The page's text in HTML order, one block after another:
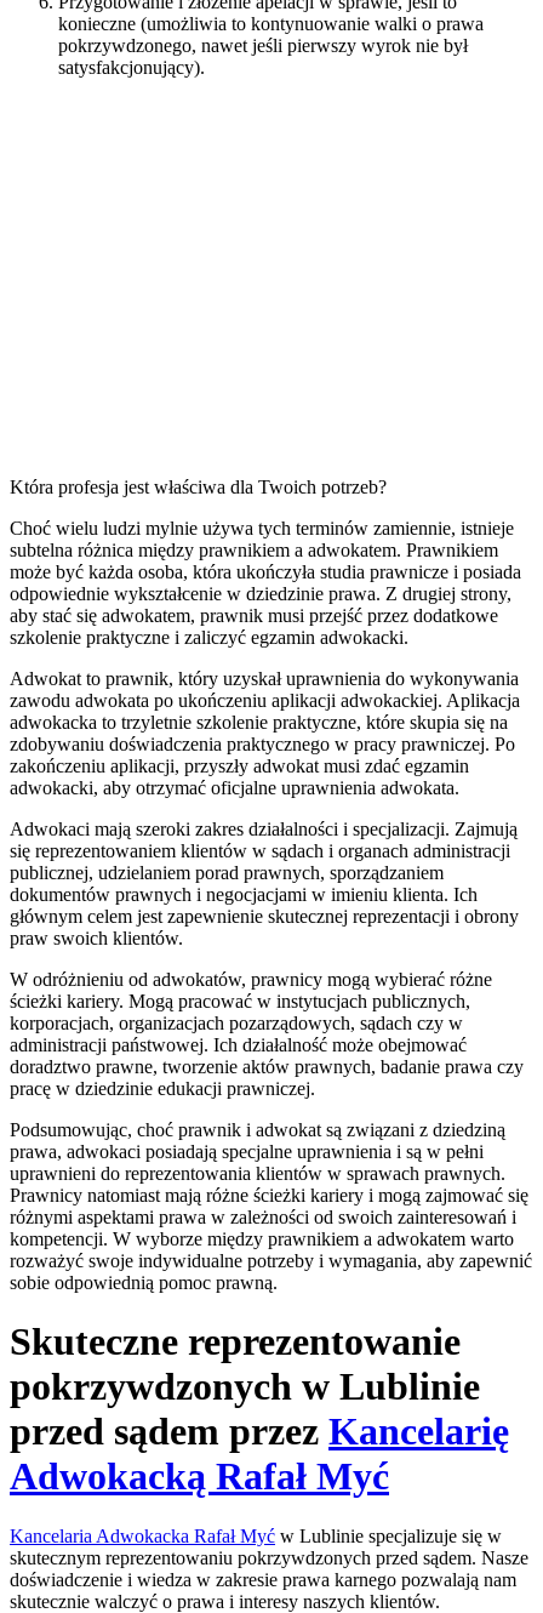
konieczne (umożliwia to kontynuowanie walki o prawa
pokrzywdzonego, nawet jeśli pierwszy wyrok nie był
satysfakcjonujący).
Która profesja jest właściwa dla Twoich potrzeb?
Choć wielu ludzi mylnie używa tych terminów zamiennie, istnieje
subtelna różnica między prawnikiem a adwokatem. Prawnikiem
może być każda osoba, która ukończyła studia prawnicze i posiada
odpowiednie wykształcenie w dziedzinie prawa. Z drugiej strony,
aby stać się adwokatem, prawnik musi przejść przez dodatkowe
szkolenie praktyczne i zaliczyć egzamin adwokacki.
Adwokat to prawnik, który uzyskał uprawnienia do wykonywania
zawodu adwokata po ukończeniu aplikacji adwokackiej. Aplikacja
adwokacka to trzyletnie szkolenie praktyczne, które skupia się na
zdobywaniu doświadczenia praktycznego w pracy prawniczej. Po
zakończeniu aplikacji, przyszły adwokat musi zdać egzamin
adwokacki, aby otrzymać oficjalne uprawnienia adwokata.
Adwokaci mają szeroki zakres działalności i specjalizacji. Zajmują
się reprezentowaniem klientów w sądach i organach administracji
publicznej, udzielaniem porad prawnych, sporządzaniem
dokumentów prawnych i negocjacjami w imieniu klienta. Ich
głównym celem jest zapewnienie skutecznej reprezentacji i obrony
praw swoich klientów.
W odróżnieniu od adwokatów, prawnicy mogą wybierać różne
ścieżki kariery. Mogą pracować w instytucjach publicznych,
korporacjach, organizacjach pozarządowych, sądach czy w
administracji państwowej. Ich działalność może obejmować
doradztwo prawne, tworzenie aktów prawnych, badanie prawa czy
pracę w dziedzinie edukacji prawniczej.
Podsumowując, choć prawnik i adwokat są związani z dziedziną
prawa, adwokaci posiadają specjalne uprawnienia i są w pełni
uprawnieni do reprezentowania klientów w sprawach prawnych.
Prawnicy natomiast mają różne ścieżki kariery i mogą zajmować się
różnymi aspektami prawa w zależności od swoich zainteresowań i
kompetencji. W wyborze między prawnikiem a adwokatem warto
rozważyć swoje indywidualne potrzeby i wymagania, aby zapewnić
sobie odpowiednią pomoc prawną.
Skuteczne reprezentowanie
pokrzywdzonych w Lublinie
przed sądem przez Kancelarię
Adwokacką Rafał Myć
Kancelaria Adwokacka Rafał Myć w Lublinie specjalizuje się w
skutecznym reprezentowaniu pokrzywdzonych przed sądem. Nasze
doświadczenie i wiedza w zakresie prawa karnego pozwalają nam
skutecznie walczyć o prawa i interesy naszych klientów.